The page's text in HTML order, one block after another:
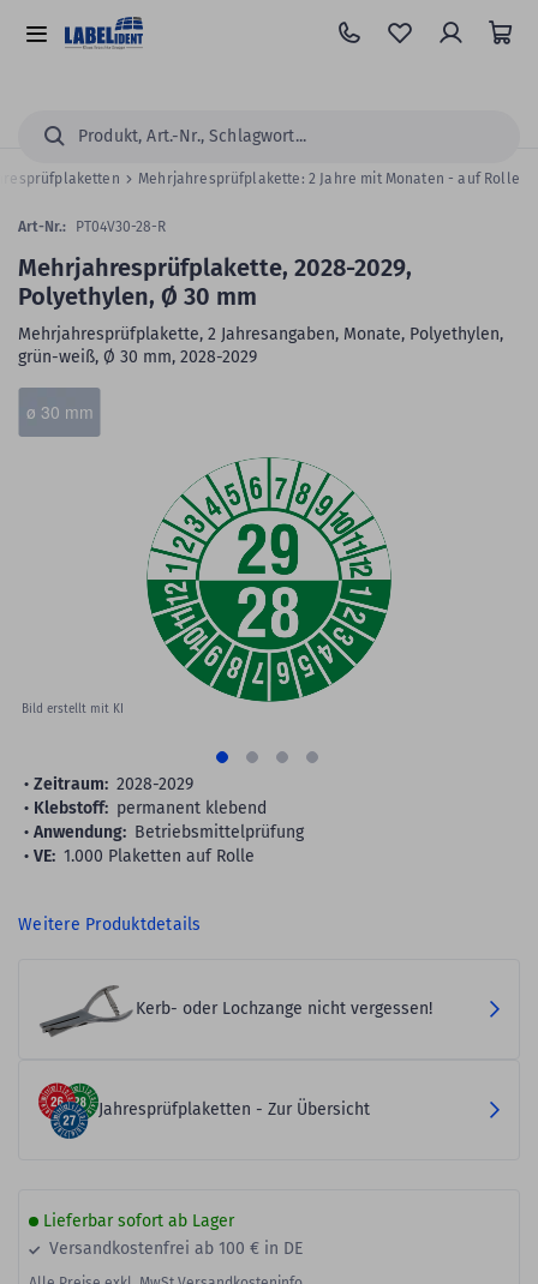
Hauptinhalt
springen
Alle
Suchen...
Mehrjahresprüfplakette: 2 Jahre mit Monaten - auf Rolle
Ende
der
ø 30 mm
Bild erstellt mit KI
to
the
Mehrjahresprüfplakette, 2028-2029,
Polyethylen, Ø 30 mm
Mehrjahresprüfplakette, 2 Jahresangaben, Monate, Polyethylen,
grün-weiß, Ø 30 mm, 2028-2029
Art-Nr.: PT04V30-28-R
Zeitraum: 2028-2029
Klebstoff: permanent klebend
Anwendung: Betriebsmittelprüfung
VE: 1.000 Plaketten auf Rolle
Weitere Produktdetails
Kerb- oder Lochzange nicht vergessen!
Jahresprüfplaketten - Zur Übersicht
Lieferbar sofort ab Lager
Versandkostenfrei ab 100 € in DE